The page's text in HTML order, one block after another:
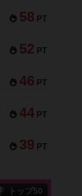
58 PT
52 PT
46 PT
44 PT
39 PT
トップ50